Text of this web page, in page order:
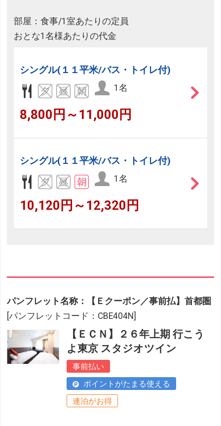
部屋：食事/1室あたりの定員
おとな1名様あたりの代金
シングル(１１平米/バス・トイレ付)
1名
8,800円～11,000円
シングル(１１平米/バス・トイレ付)
1名
10,120円～12,320円
パンフレット名称：【Ｅクーポン／事前払】首都圏
[パンフレットコード：CBE404N]
【ＥＣＮ】２６年上期 行こう
よ東京 スタジオツイン
事前払い
ポイントがたまる使える
連泊がお得